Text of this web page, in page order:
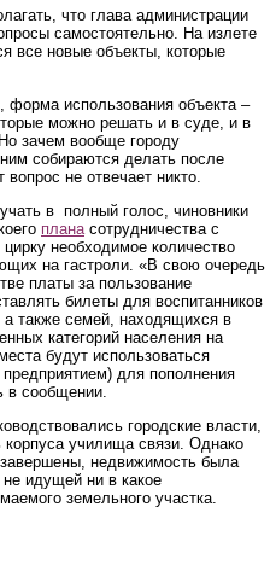
что глава администрации
самостоятельно. На излете
все новые объекты, которые
форма использования объекта –
можно решать и в суде, и в
зачем вообще городу
собираются делать после
не отвечает никто.
в полный голос, чиновники
плана сотрудничества с
необходимое количество
на гастроли. «В свою очередь
платы за пользование
билеты для воспитанников
а также семей, находящихся в
категорий населения на
будут использоваться
для пополнения
в сообщении.
городские власти,
корпуса училища связи. Однако
недвижимость была
идущей ни в какое
земельного участка.